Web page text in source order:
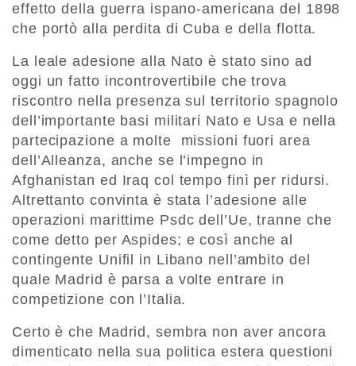
effetto della guerra ispano-americana del 1898
che portò alla perdita di Cuba e della flotta.
La leale adesione alla Nato è stato sino ad
oggi un fatto incontrovertibile che trova
riscontro nella presenza sul territorio spagnolo
dell’importante basi militari Nato e Usa e nella
partecipazione a molte missioni fuori area
dell’Alleanza, anche se l’impegno in
Afghanistan ed Iraq col tempo finì per ridursi.
Altrettanto convinta è stata l’adesione alle
operazioni marittime Psdc dell’Ue, tranne che
come detto per Aspides; e così anche al
contingente Unifil in Libano nell’ambito del
quale Madrid è parsa a volte entrare in
competizione con l’Italia.
Certo è che Madrid, sembra non aver ancora
dimenticato nella sua politica estera questioni